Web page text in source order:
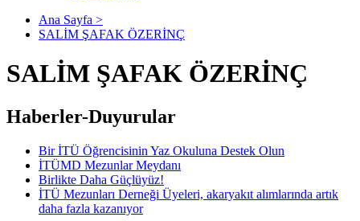
Ana Sayfa >
SALİM ŞAFAK ÖZERİNÇ
SALİM ŞAFAK ÖZERİNÇ
Haberler-Duyurular
Bir İTÜ Öğrencisinin Yaz Okuluna Destek Olun
İTÜMD Mezunlar Meydanı
Birlikte Daha Güçlüyüz!
İTÜ Mezunları Derneği Üyeleri, akaryakıt alımlarında artık
daha fazla kazanıyor